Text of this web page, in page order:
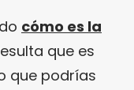
cómo es la
que es
que podrías